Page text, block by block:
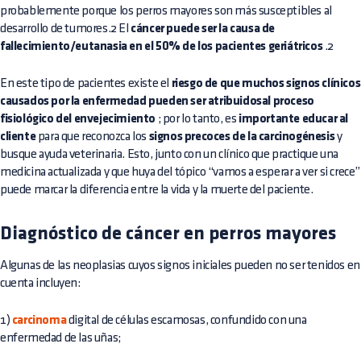
probablemente porque los perros mayores son más susceptibles al
desarrollo de tumores.2 El cáncer puede ser la causa de
fallecimiento/eutanasia en el 50% de los pacientes geriátricos.2
En este tipo de pacientes existe el riesgo de que muchos signos clínicos
causados por la enfermedad pueden ser atribuidosal proceso
fisiológico del envejecimiento ; por lo tanto, es importante educar al
clientepara que reconozca los signos precoces de la carcinogénesisy
busque ayuda veterinaria. Esto, junto con un clínico que practique una
medicina actualizada y que huya del tópico “vamos a esperar a ver si crece”
puede marcar la diferencia entre la vida y la muerte del paciente.
Diagnóstico de cáncer en perros mayores
Algunas de las neoplasias cuyos signos iniciales pueden no ser tenidos en
cuenta incluyen:
1) carcinomadigital de células escamosas, confundido con una
enfermedad de las uñas;